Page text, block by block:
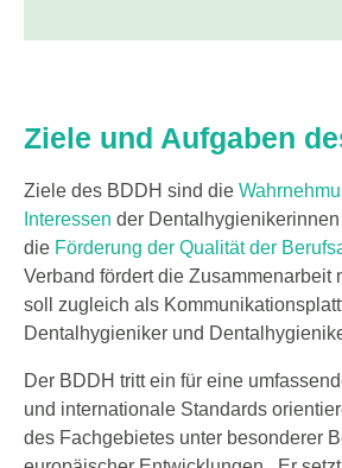
Ziele und Aufgaben
Ziele des BDDH sind die
Interessen der
die Förderung der Qualität der
Verband fördert die Zusammenarbeit
soll zugleich als
Dentalhygieniker und
Der BDDH tritt ein für eine
und internationale Standards
des Fachgebietes unter besonderer